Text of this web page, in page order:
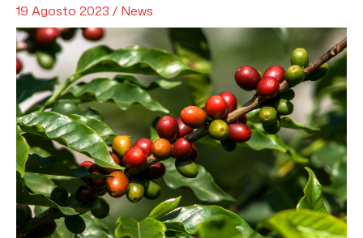
19 Agosto 2023 / News